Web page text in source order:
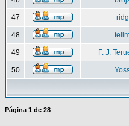
47
48
49 F. J.
50
Página 1 de 28